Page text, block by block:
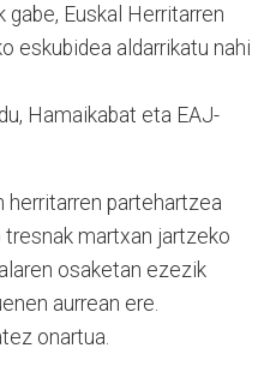
Euskal Herritarren
eskubidea aldarrikatu nahi
Hamaikabat eta EAJ-
herritarren partehartzea
martxan jartzeko
osaketan ezezik
aurrean ere.
onartua.